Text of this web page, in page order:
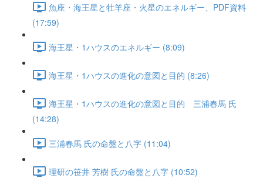
魚座・海王星と牡羊座・火星のエネルギー、PDF資料
(17:59)
海王星・1ハウスのエネルギー (8:09)
海王星・1ハウスの進化の意図と目的 (8:26)
海王星・1ハウスの進化の意図と目的 三浦春馬 氏
(14:28)
三浦春馬 氏の命盤と八字 (11:04)
理研の笹井 芳樹 氏の命盤と八字 (10:52)